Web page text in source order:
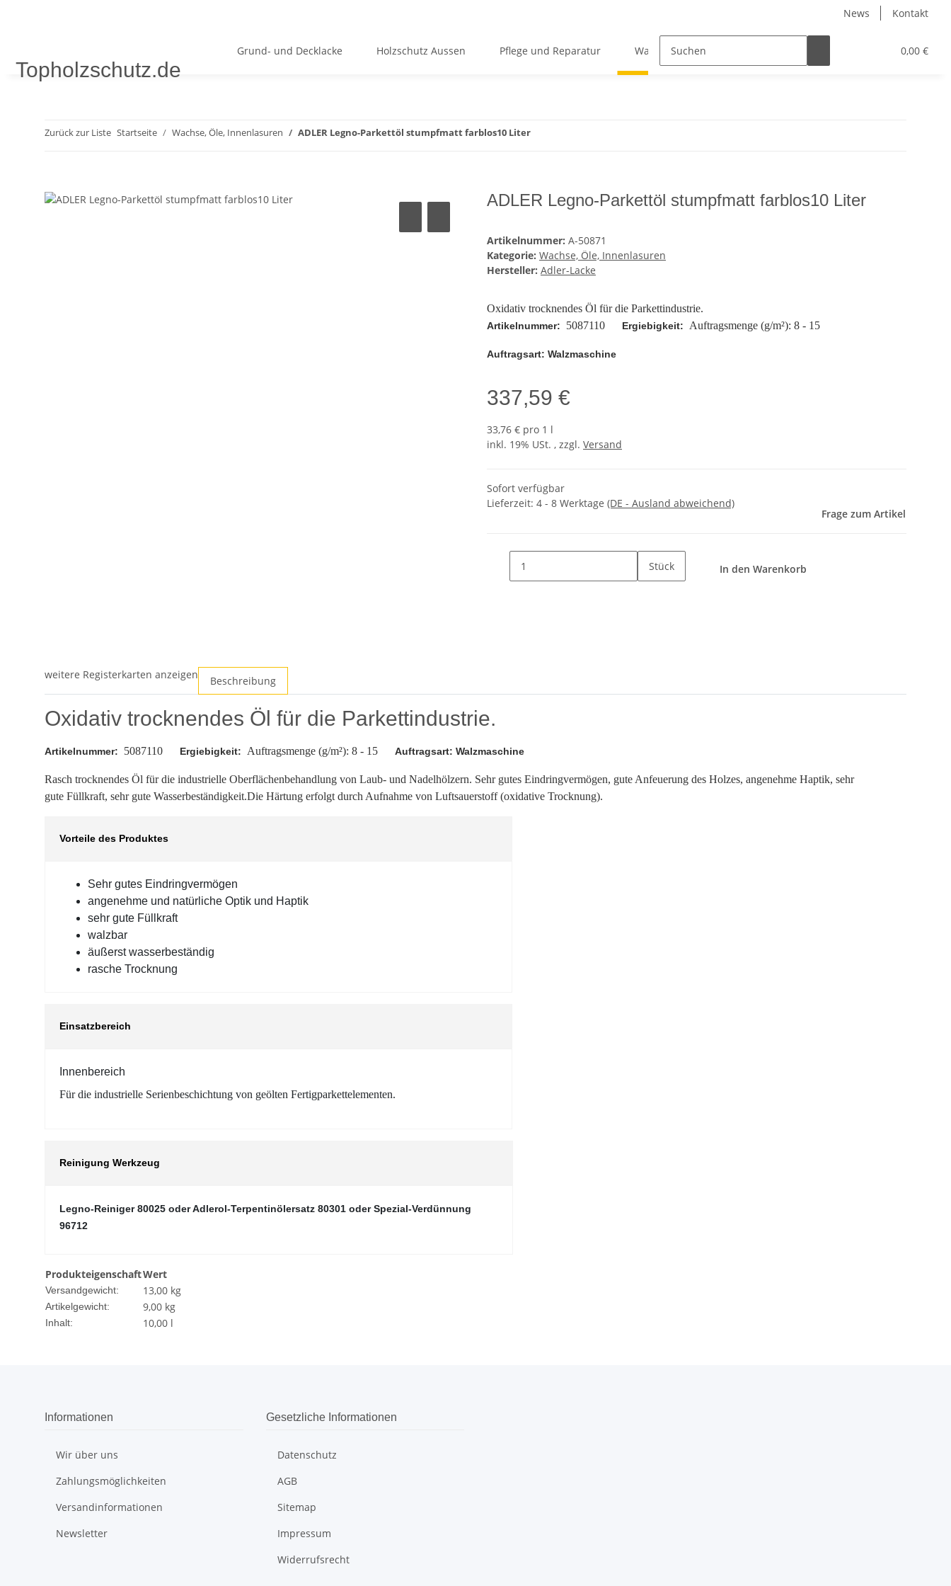
News Kontakt
Topholzschutz.de
0,00 €
Grund- und Decklacke Holzschutz Aussen Pflege und Reparatur Wachse, Öle, Innenlasuren
Zurück zur Liste Startseite Wachse, Öle, Innenlasuren ADLER Legno-Parkettöl stumpfmatt farblos10 Liter
ADLER Legno-Parkettöl stumpfmatt farblos10 Liter
Artikelnummer: A-50871
Kategorie: Wachse, Öle, Innenlasuren
Hersteller: Adler-Lacke
Oxidativ trocknendes Öl für die Parkettindustrie.
Artikelnummer: 5087110 Ergiebigkeit: Auftragsmenge (g/m²): 8 - 15
Auftragsart: Walzmaschine
337,59 €
33,76 € pro 1 l
inkl. 19% USt. , zzgl. Versand
Sofort verfügbar
Lieferzeit: 4 - 8 Werktage (DE - Ausland abweichend)
Frage zum Artikel
Stück In den Warenkorb
weitere Registerkarten anzeigen Beschreibung
Oxidativ trocknendes Öl für die Parkettindustrie.
Artikelnummer: 5087110 Ergiebigkeit: Auftragsmenge (g/m²): 8 - 15 Auftragsart: Walzmaschine
Rasch trocknendes Öl für die industrielle Oberflächenbehandlung von Laub- und Nadelhölzern. Sehr gutes Eindringvermögen, gute Anfeuerung des Holzes, angenehme Haptik, sehr
gute Füllkraft, sehr gute Wasserbeständigkeit.Die Härtung erfolgt durch Aufnahme von Luftsauerstoff (oxidative Trocknung).
Vorteile des Produktes
Sehr gutes Eindringvermögen
angenehme und natürliche Optik und Haptik
sehr gute Füllkraft
walzbar
äußerst wasserbeständig
rasche Trocknung
Einsatzbereich
Innenbereich
Für die industrielle Serienbeschichtung von geölten Fertigparkettelementen.
Reinigung Werkzeug
Legno-Reiniger 80025 oder Adlerol-Terpentinölersatz 80301 oder Spezial-Verdünnung
96712
ProdukteigenschaftWert
Versandgewicht: 13,00 kg
Artikelgewicht: 9,00 kg
Inhalt: 10,00 l
Informationen
Wir über uns
Zahlungsmöglichkeiten
Versandinformationen
Newsletter
Gesetzliche Informationen
Datenschutz
AGB
Sitemap
Impressum
Widerrufsrecht